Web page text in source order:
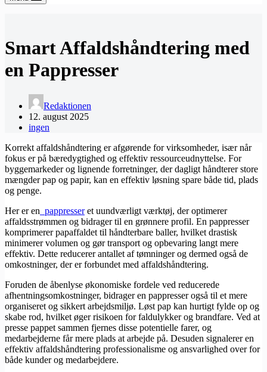
Smart Affaldshåndtering med
en Pappresser
Redaktionen
12. august 2025
ingen
Korrekt affaldshåndtering er afgørende for virksomheder, især når
fokus er på bæredygtighed og effektiv ressourceudnyttelse. For
byggemarkeder og lignende forretninger, der dagligt håndterer store
mængder pap og papir, kan en effektiv løsning spare både tid, plads
og penge.
Her er en pappresseret uundværligt værktøj, der optimerer
affaldsstrømmen og bidrager til en grønnere profil. En pappresser
komprimerer papaffaldet til håndterbare baller, hvilket drastisk
minimerer volumen og gør transport og opbevaring langt mere
effektiv. Dette reducerer antallet af tømninger og dermed også de
omkostninger, der er forbundet med affaldshåndtering.
Foruden de åbenlyse økonomiske fordele ved reducerede
afhentningsomkostninger, bidrager en pappresser også til et mere
organiseret og sikkert arbejdsmiljø. Løst pap kan hurtigt fylde op og
skabe rod, hvilket øger risikoen for faldulykker og brandfare. Ved at
presse pappet sammen fjernes disse potentielle farer, og
medarbejderne får mere plads at arbejde på. Desuden signalerer en
effektiv affaldshåndtering professionalisme og ansvarlighed over for
både kunder og medarbejdere.